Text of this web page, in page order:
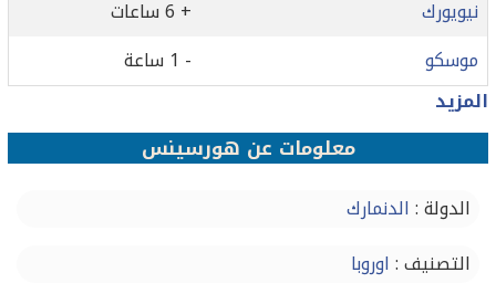
نيويورك
+ 6 ساعات
موسكو
- 1 ساعة
المزيد
معلومات عن هورسينس
الدولة : الدنمارك
التصنيف : اوروبا